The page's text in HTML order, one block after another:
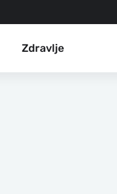
Zdravlje